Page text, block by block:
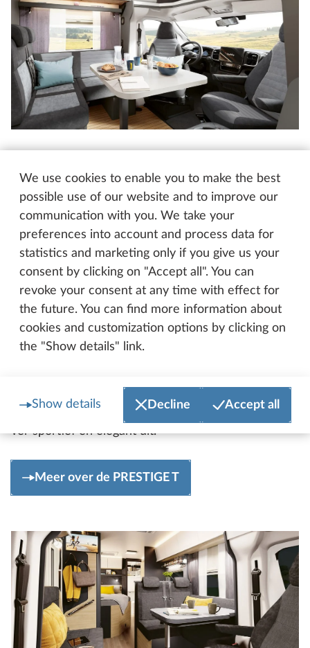
We use cookies to enable you to make the best
possible use of our website and to improve our
communication with you. We take your
preferences into account and process data for
statistics and marketing only if you give us your
consent by clicking on "Accept all". You can
revoke your consent at any time with effect for
the future. You can find more information about
cookies and customization options by clicking on
the "Show details" link.
Show details Decline Accept all
De verfijnde halfintegraal
De PRESTIGE-serie wordt ter gelegenheid van het
nieuwe seizoen uitgebreid gemoderniseerd. Het
hele woongedeelte en de keuken krijgen een
vernieuwde inrichting. Doorlopende bovenkasten
met indirecte verlichting, strakke lijnen en
onzichtbare pushlock-sluitingen geven het interieur
een tijdloze uitstraling. Het totaalbeeld wordt
optimaal aangevuld door de vloer in een look die
De nieuwe donkerrode accentstreep in het
buitendesign past hier perfect bij. Die ziet er al van
ver sportief en elegant uit.
Meer over de PRESTIGE T